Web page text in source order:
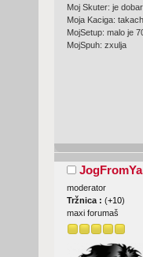
Moj Skuter: je
Moja Kaciga:
MojSetup: malo je
MojSpuh: zxulja
moderator
Tržnica : (+10)
maxi forumaš